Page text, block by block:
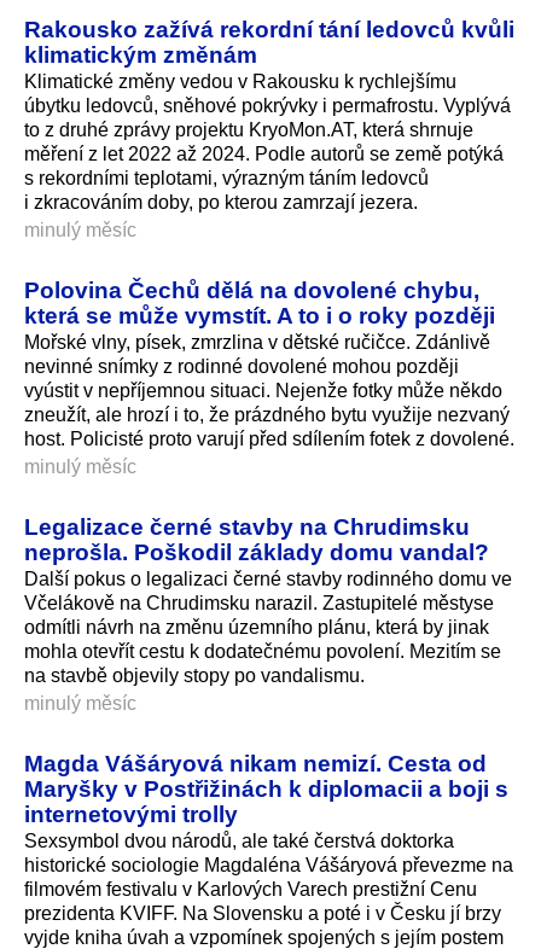
Rakousko zažívá rekordní tání ledovců kvůli
klimatickým změnám
Klimatické změny vedou v Rakousku k rychlejšímu
úbytku ledovců, sněhové pokrývky i permafrostu. Vyplývá
to z druhé zprávy projektu KryoMon.AT, která shrnuje
měření z let 2022 až 2024. Podle autorů se země potýká
s rekordními teplotami, výrazným táním ledovců
i zkracováním doby, po kterou zamrzají jezera.
minulý měsíc
Polovina Čechů dělá na dovolené chybu,
která se může vymstít. A to i o roky později
Mořské vlny, písek, zmrzlina v dětské ručičce. Zdánlivě
nevinné snímky z rodinné dovolené mohou později
vyústit v nepříjemnou situaci. Nejenže fotky může někdo
zneužít, ale hrozí i to, že prázdného bytu využije nezvaný
host. Policisté proto varují před sdílením fotek z dovolené.
minulý měsíc
Legalizace černé stavby na Chrudimsku
neprošla. Poškodil základy domu vandal?
Další pokus o legalizaci černé stavby rodinného domu ve
Včelákově na Chrudimsku narazil. Zastupitelé městyse
odmítli návrh na změnu územního plánu, která by jinak
mohla otevřít cestu k dodatečnému povolení. Mezitím se
na stavbě objevily stopy po vandalismu.
minulý měsíc
Magda Vášáryová nikam nemizí. Cesta od
Maryšky v Postřižinách k diplomacii a boji s
internetovými trolly
Sexsymbol dvou národů, ale také čerstvá doktorka
historické sociologie Magdaléna Vášáryová převezme na
filmovém festivalu v Karlových Varech prestižní Cenu
prezidenta KVIFF. Na Slovensku a poté i v Česku jí brzy
vyjde kniha úvah a vzpomínek spojených s jejím postem